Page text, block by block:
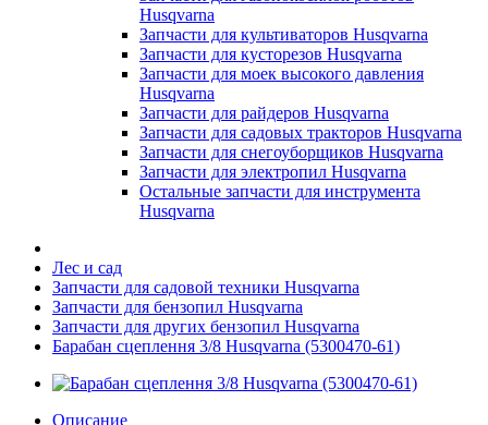
Husqvarna
Запчасти для культиваторов Husqvarna
Запчасти для кусторезов Husqvarna
Запчасти для моек высокого давления
Husqvarna
Запчасти для райдеров Husqvarna
Запчасти для садовых тракторов Husqvarna
Запчасти для снегоуборщиков Husqvarna
Запчасти для электропил Husqvarna
Остальные запчасти для инструмента
Husqvarna
Лес и сад
Запчасти для садовой техники Husqvarna
Запчасти для бензопил Husqvarna
Запчасти для других бензопил Husqvarna
Барабан сцеплення 3/8 Husqvarna (5300470-61)
Описание